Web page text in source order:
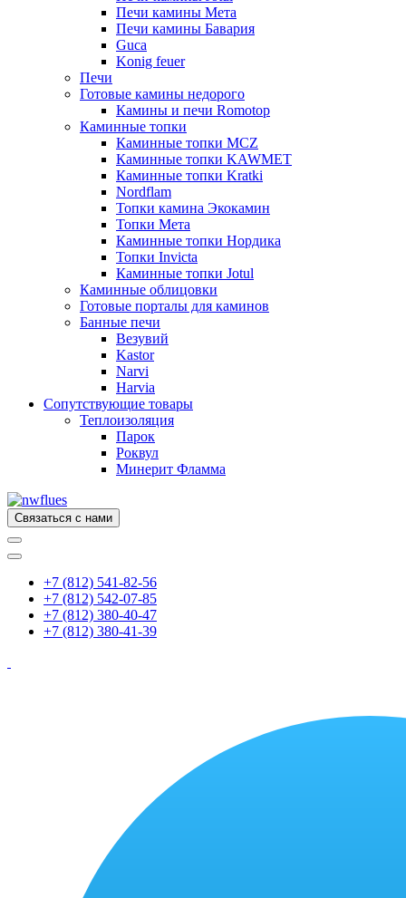
Печи камины Мета
Печи камины Бавария
Guca
Konig feuer
Печи
Готовые камины недорого
Камины и печи Romotop
Каминные топки
Каминные топки MCZ
Каминные топки KAWMET
Каминные топки Kratki
Nordflam
Топки камина Экокамин
Топки Мета
Каминные топки Нордика
Топки Invicta
Каминные топки Jotul
Каминные облицовки
Готовые порталы для каминов
Банные печи
Везувий
Kastor
Narvi
Harvia
Сопутствующие товары
Теплоизоляция
Парок
Роквул
Минерит Фламма
Связаться с нами
+7 (812) 541-82-56
+7 (812) 542-07-85
+7 (812) 380-40-47
+7 (812) 380-41-39